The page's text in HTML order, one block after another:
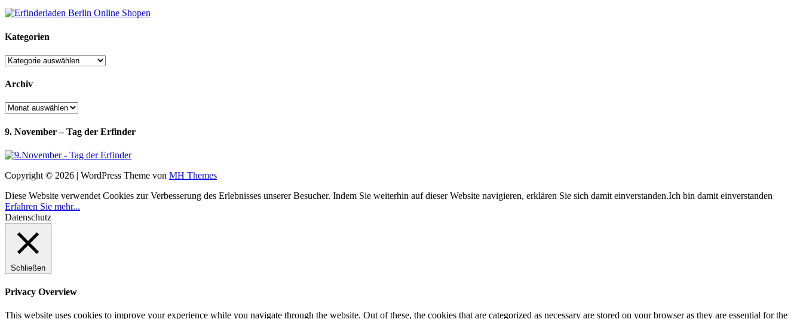
Kategorien
Kategorien
Archiv
Archiv
9. November – Tag der Erfinder
Copyright © 2026 | WordPress Theme von MH Themes
Diese Website verwendet Cookies zur Verbesserung des Erlebnisses unserer Besucher. Indem Sie weiterhin auf dieser Website navigieren, erklären Sie sich damit einverstanden.Ich bin damit einverstanden
Erfahren Sie mehr...
Datenschutz
Schließen
Privacy Overview
This website uses cookies to improve your experience while you navigate through the website. Out of these, the cookies that are categorized as necessary are stored on your browser as they are essential for the